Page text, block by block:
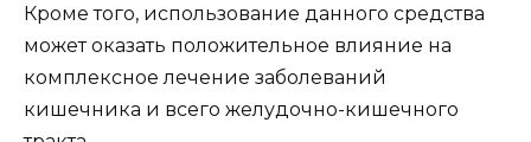
Кроме того, использование данного средства
может оказать положительное влияние на
комплексное лечение заболеваний
кишечника и всего желудочно-кишечного